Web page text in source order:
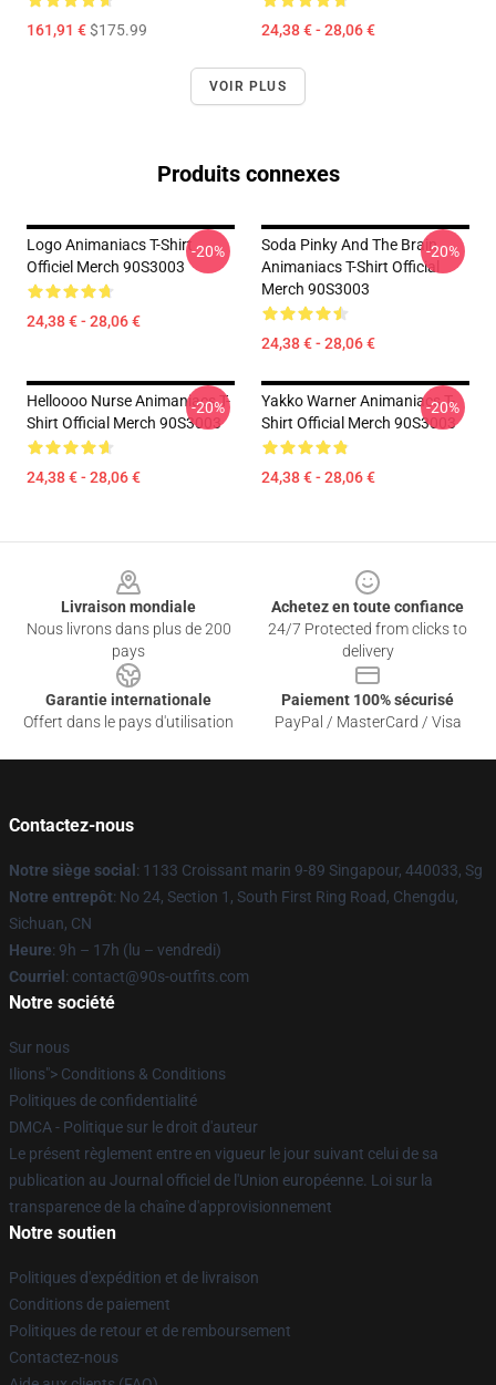
161,91 €$175.99 24,38 € - 28,06 €
VOIR PLUS
Produits connexes
Logo Animaniacs T-Shirt
Officiel Merch 90S3003
24,38 € - 28,06 €
-20%
Soda Pinky And The Brain
Animaniacs T-Shirt Official
Merch 90S3003
24,38 € - 28,06 €
-20%
Helloooo Nurse Animaniacs T-
Shirt Official Merch 90S3003
24,38 € - 28,06 €
-20%
Yakko Warner Animaniacs T-
Shirt Official Merch 90S3003
24,38 € - 28,06 €
-20%
Livraison mondiale
Nous livrons dans plus de 200
pays
Achetez en toute confiance
24/7 Protected from clicks to
delivery
Garantie internationale
Offert dans le pays d'utilisation
Paiement 100% sécurisé
PayPal / MasterCard / Visa
Contactez-nous
Notre siège social : 1133 Croissant marin 9-89 Singapour, 440033, Sg
Notre entrepôt: No 24, Section 1, South First Ring Road, Chengdu,
Sichuan, CN
Heure: 9h – 17h (lu – vendredi)
Courriel : contact@90s-outfits.com
Notre société
Sur nous
Ilions"> Conditions & Conditions
Politiques de confidentialité
DMCA - Politique sur le droit d'auteur
Le présent règlement entre en vigueur le jour suivant celui de sa
publication au Journal officiel de l'Union européenne. Loi sur la
transparence de la chaîne d'approvisionnement
Notre soutien
Politiques d'expédition et de livraison
Conditions de paiement
Politiques de retour et de remboursement
Contactez-nous